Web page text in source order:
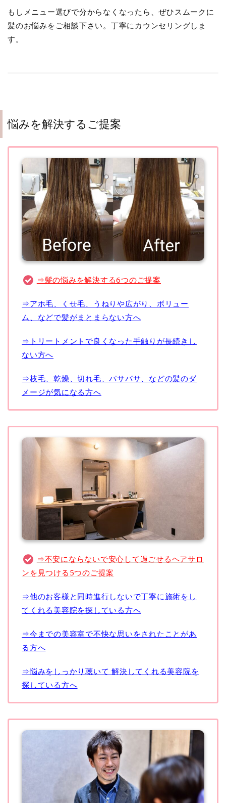
もしメニュー選びで分からなくなったら、ぜひスムークに
髪のお悩みをご相談下さい。丁寧にカウンセリングしま
す。
悩みを解決するご提案
⇒髪の悩みを解決する6つのご提案
⇒アホ毛、くせ毛、うねりや広がり、ボリュー
ム、などで髪がまとまらない方へ
⇒トリートメントで良くなった手触りが長続きし
ない方へ
⇒枝毛、乾燥、切れ毛、パサパサ、などの髪のダ
メージが気になる方へ
⇒不安にならないで安心して過ごせるヘアサロ
ンを見つける5つのご提案
⇒他のお客様と同時進行しないで丁寧に施術をし
てくれる美容院を探している方へ
⇒今までの美容室で不快な思いをされたことがあ
る方へ
⇒悩みをしっかり聴いて 解決してくれる美容院を
探している方へ